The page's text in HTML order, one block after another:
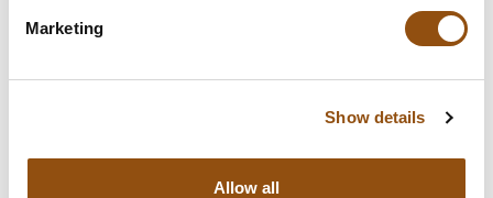
Marketing
Show details
Allow all
, of in overleg
Smaak chocolade: Melk